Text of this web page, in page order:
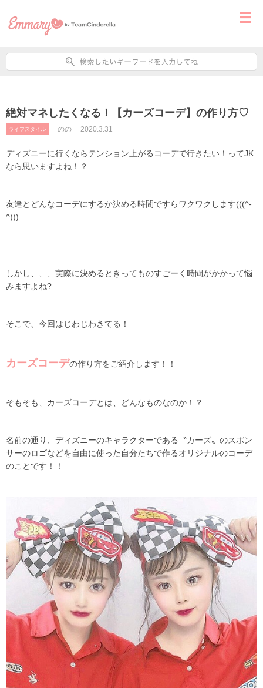
絶対マネしたくなる！【カーズコーデ】の作り方♡
ライフスタイル のの 2020.3.31
ディズニーに行くならテンション上がるコーデで行きたい！ってJK
なら思いますよね！？
友達とどんなコーデにするか決める時間ですらワクワクします(((^-
^)))
しかし、、、実際に決めるときってものすごーく時間がかかって悩
みますよね?
そこで、今回はじわじわきてる！
カーズコーデの作り方をご紹介します！！
そもそも、カーズコーデとは、どんなものなのか！？
名前の通り、ディズニーのキャラクターである〝カーズ〟のスポン
サーのロゴなどを自由に使った自分たちで作るオリジナルのコーデ
のことです！！